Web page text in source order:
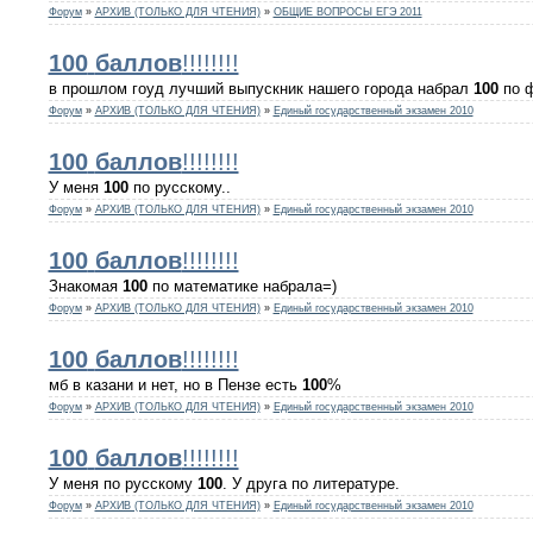
Форум » АРХИВ (ТОЛЬКО ДЛЯ ЧТЕНИЯ) » ОБЩИЕ ВОПРОСЫ ЕГЭ 2011
100 баллов!!!!!!!!
в прошлом гоуд лучший выпускник нашего города набрал 100по
Форум » АРХИВ (ТОЛЬКО ДЛЯ ЧТЕНИЯ) » Единый государственный экзамен 2010
100 баллов!!!!!!!!
У меня 100по русскому..
Форум » АРХИВ (ТОЛЬКО ДЛЯ ЧТЕНИЯ) » Единый государственный экзамен 2010
100 баллов!!!!!!!!
Знакомая 100по математике набрала=)
Форум » АРХИВ (ТОЛЬКО ДЛЯ ЧТЕНИЯ) » Единый государственный экзамен 2010
100 баллов!!!!!!!!
мб в казани и нет, но в Пензе есть 100%
Форум » АРХИВ (ТОЛЬКО ДЛЯ ЧТЕНИЯ) » Единый государственный экзамен 2010
100 баллов!!!!!!!!
У меня по русскому 100. У друга по литературе.
Форум » АРХИВ (ТОЛЬКО ДЛЯ ЧТЕНИЯ) » Единый государственный экзамен 2010